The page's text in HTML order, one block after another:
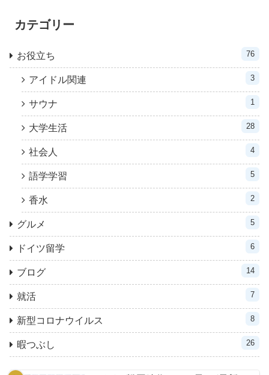
カテゴリー
お役立ち 76
アイドル関連 3
サウナ 1
大学生活 28
社会人 4
語学学習 5
香水 2
グルメ 5
ドイツ留学 6
ブログ 14
就活 7
新型コロナウイルス 8
暇つぶし 26